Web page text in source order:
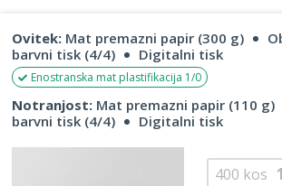
Ovitek: Mat premazni papir (300 g)
barvni tisk (4/4)
Digitalni tisk
Enostranska mat plastifikacija 1/0
Notranjost: Mat premazni papir (110 g)
barvni tisk (4/4)
Digitalni tisk
400 kos